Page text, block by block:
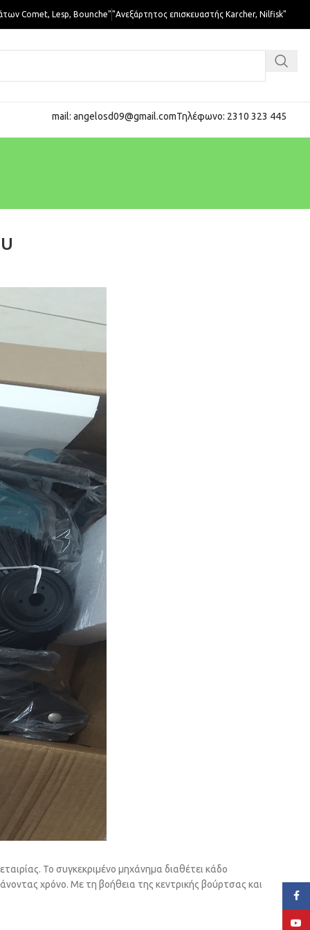
Comet, Lesp, Bounche""Ανεξάρτητος επισκευαστής Karcher, Nilfisk"
mail: angelosd09@gmail.comΤηλέφωνο: 2310 323 445
Το συγκεκριμένο μηχάνημα διαθέτει κάδο
χρόνο. Με τη βοήθεια της κεντρικής βούρτσας και